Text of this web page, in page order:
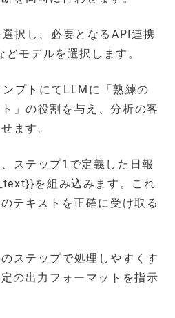
択し、必要となるAPI連携
モデルを選択します。
プトにてLLMに「熟練の
」の役割を与え、分析の客
ます。
ステップ1で定義した日報
を組み込みます。これ
テキストを正確に受け取る
ステップで処理しやすくす
の出力フォーマットを指示